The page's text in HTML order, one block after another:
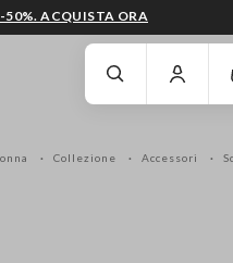
SCENDI AL FONDO
ACQUISTA ORA
Collezione Accessori